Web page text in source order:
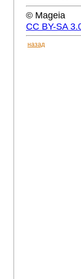
© Mageia
CC BY-SA
назад